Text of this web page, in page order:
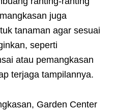
juga
tanaman agar sesuai
seperti
atau pemangkasan
terjaga tampilannya.
Garden Center